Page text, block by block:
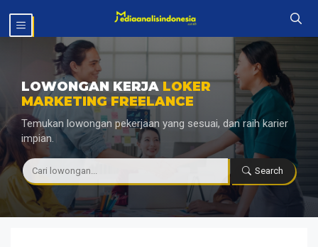
isi
MENU
LOWONGAN KERJA LOKER
MARKETING FREELANCE
Temukan lowongan pekerjaan yang sesuai, dan raih karier
impian.
Search